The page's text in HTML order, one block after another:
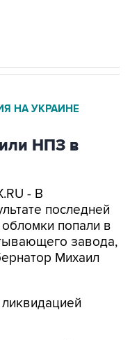
НА УКРАИНЕ
НПЗ в
- В
последней
попали в
завода,
Михаил